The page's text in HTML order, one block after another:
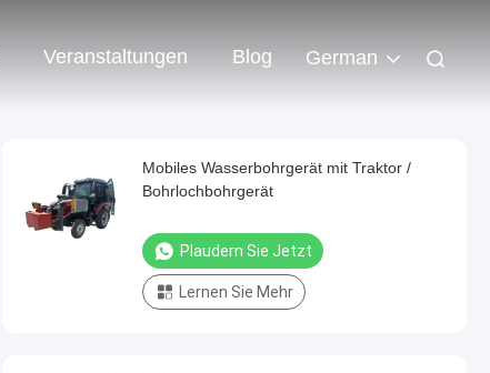
Veranstaltungen Blog German
Mobiles Wasserbohrgerät mit Traktor /
Bohrlochbohrgerät
Plaudern Sie Jetzt
Lernen Sie Mehr